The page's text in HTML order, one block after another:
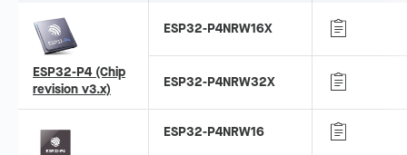
ESP32-P4 (Chip
revision v3.x)
ESP32-P4NRW16X
ESP32-P4NRW32X
ESP32-P4NRW16